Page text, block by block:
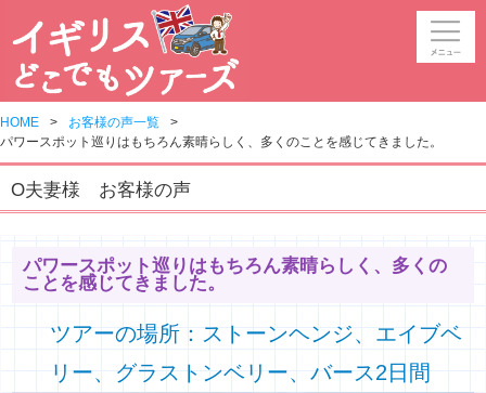
HOME
お客様の声一覧
パワースポット巡りはもちろん素晴らしく、多くのことを感じてきました。
O夫妻様 お客様の声
パワースポット巡りはもちろん素晴らしく、多くの
ことを感じてきました。
ツアーの場所：ストーンヘンジ、エイブベ
リー、グラストンベリー、バース2日間